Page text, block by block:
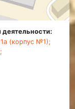
(корпус №1);